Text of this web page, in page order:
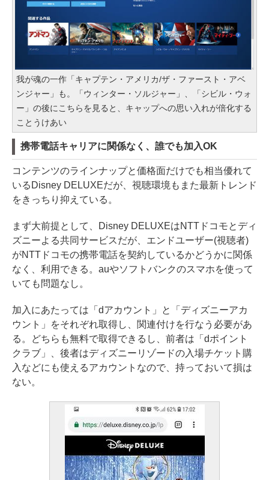
我が魂の一作「キャプテン・アメリカ/ザ・ファースト・アベ
ンジャー」も。「ウィンター・ソルジャー」、「シビル・ウォ
ー」の後にこちらを見ると、キャップへの思い入れが倍化する
ことうけあい
携帯電話キャリアに関係なく、誰でも加入OK
コンテンツのラインナップと価格面だけでも相当優れて
いるDisney DELUXEだが、視聴環境もまた最新トレンド
をきっちり抑えている。
まず大前提として、Disney DELUXEはNTTドコモとディ
ズニーよる共同サービスだが、エンドユーザー(視聴者)
がNTTドコモの携帯電話を契約しているかどうかに関係
なく、利用できる。auやソフトバンクのスマホを使って
いても問題なし。
加入にあたっては「dアカウント」と「ディズニーアカ
ウント」をそれぞれ取得し、関連付けを行なう必要があ
る。どちらも無料で取得できるし、前者は「dポイント
クラブ」、後者はディズニーリゾードの入場チケット購
入などにも使えるアカウントなので、持っておいて損は
ない。